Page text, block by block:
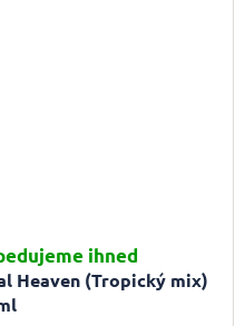
Heaven (Tropický mix)
ihned